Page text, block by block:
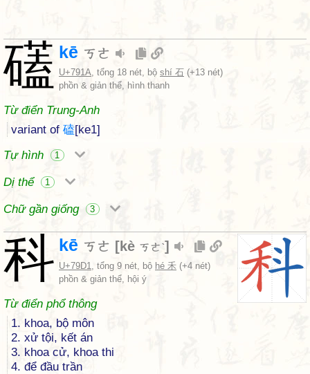
礚 kē ㄎㄜ
U+791A, tổng 18 nét, bộ shí 石 (+13 nét)
phồn & giản thể, hình thanh
Từ điển Trung-Anh
variant of 磕[ke1]
Tự hình
1
Dị thể 1
Chữ gần giống 3
科 kē ㄎㄜ [kè ㄎㄜˋ]
U+79D1, tổng 9 nét, bộ hé 禾 (+4 nét)
phồn & giản thể, hội ý
Từ điển phổ thông
1. khoa, bộ môn
2. xử tội, kết án
3. khoa cử, khoa thi
4. để đầu trần